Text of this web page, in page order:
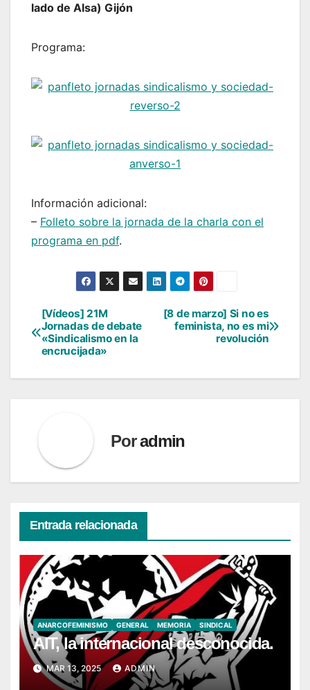
lado de Alsa) Gijón
Programa:
Información adicional:
– Folleto sobre la jornada de la charla con el
programa en pdf.
Navegación
de
entradas
[8 de marzo] Si no es
feminista, no es mi
revolución
[Vídeos] 21M
Jornadas de debate
«Sindicalismo en la
encrucijada»
Poradmin
Entrada relacionada
ANARCOFEMINISMO GENERAL MEMORIA SINDICAL
AIT, la internacional desconocida.
MAR 13, 2025 ADMIN